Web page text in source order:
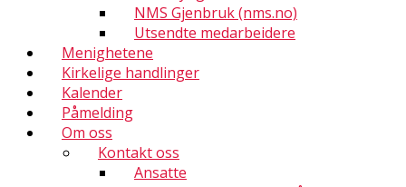
NMS Gjenbruk (nms.no)
Utsendte medarbeidere
Menighetene
Kirkelige handlinger
Kalender
Påmelding
Om oss
Kontakt oss
Ansatte